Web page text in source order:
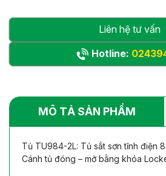
Liên hệ tư vấn
Hotline:
MÔ TẢ SẢN PHẨM
Tủ TU984-2L: Tủ sắt sơn tĩnh điện
Cánh tủ đóng – mở bằng khóa